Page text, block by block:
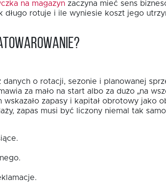
na magazyn zaczyna mieć sens
rotuje i ile wyniesie koszt jego
o rotacji, sezonie i planowanej
za mało na start albo za dużo „na
zapasy i kapitał obrotowy
zapas musi być liczony niemal tak